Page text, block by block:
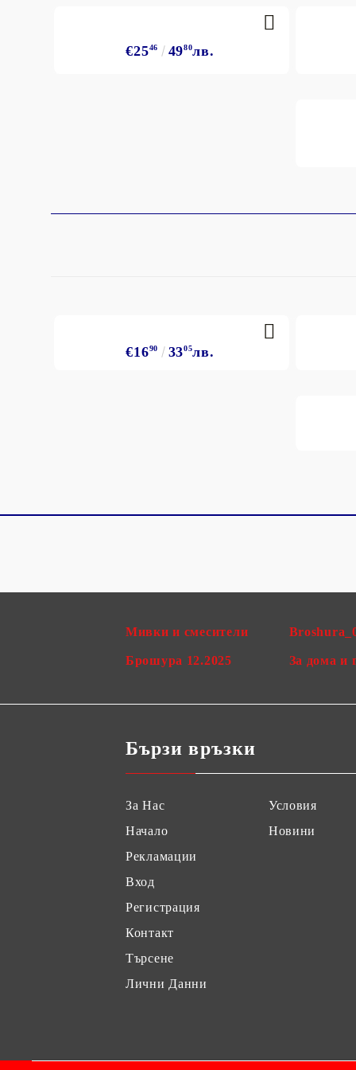
€2546 4980лв.
€1690 3305лв.
Мивки и смесители
Брошура 12.2025 За дома и
Бързи връзки
За Нас
Начало
Рекламации
Вход
Регистрация
Контакт
Търсене
Лични Данни
Условия
Новини